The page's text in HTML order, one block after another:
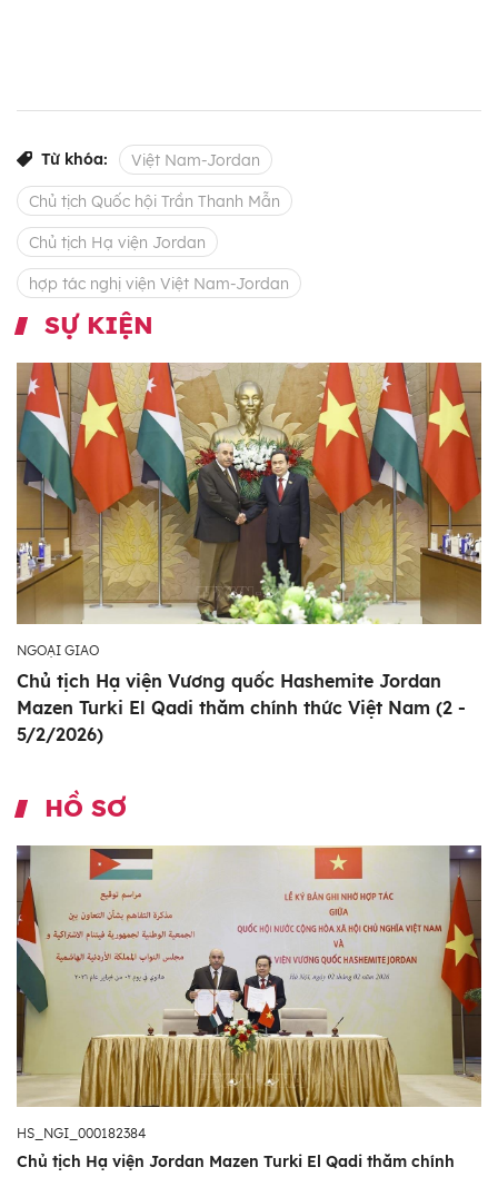
Từ khóa: Việt Nam-Jordan
Chủ tịch Quốc hội Trần Thanh Mẫn
Chủ tịch Hạ viện Jordan
hợp tác nghị viện Việt Nam-Jordan
SỰ KIỆN
NGOẠI GIAO
Chủ tịch Hạ viện Vương quốc Hashemite Jordan
Mazen Turki El Qadi thăm chính thức Việt Nam (2 -
5/2/2026)
HỒ SƠ
HS_NGI_000182384
Chủ tịch Hạ viện Jordan Mazen Turki El Qadi thăm chính